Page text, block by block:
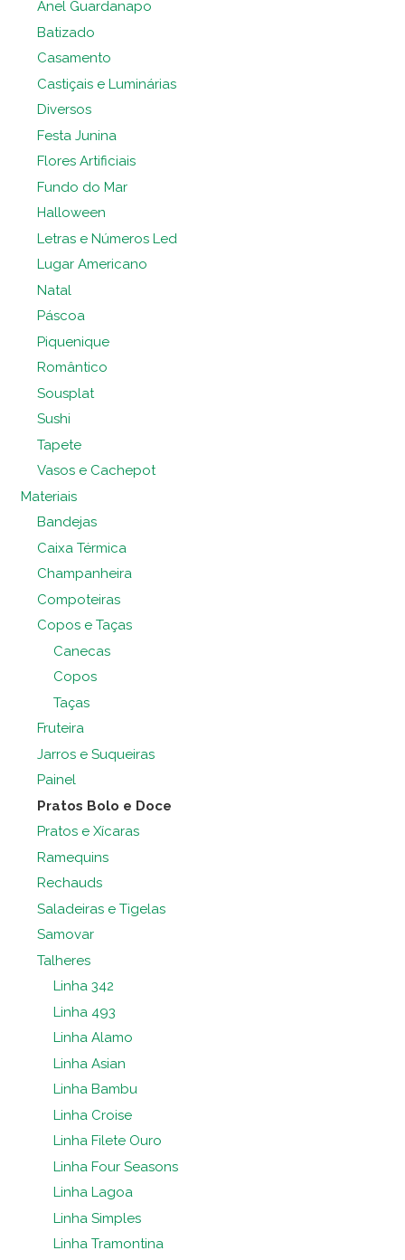
Anel Guardanapo
Batizado
Casamento
Castiçais e Luminárias
Diversos
Festa Junina
Flores Artificiais
Fundo do Mar
Halloween
Letras e Números Led
Lugar Americano
Natal
Páscoa
Piquenique
Romântico
Sousplat
Sushi
Tapete
Vasos e Cachepot
Materiais
Bandejas
Caixa Térmica
Champanheira
Compoteiras
Copos e Taças
Canecas
Copos
Taças
Fruteira
Jarros e Suqueiras
Painel
Pratos Bolo e Doce
Pratos e Xícaras
Ramequins
Rechauds
Saladeiras e Tigelas
Samovar
Talheres
Linha 342
Linha 493
Linha Alamo
Linha Asian
Linha Bambu
Linha Croise
Linha Filete Ouro
Linha Four Seasons
Linha Lagoa
Linha Simples
Linha Tramontina